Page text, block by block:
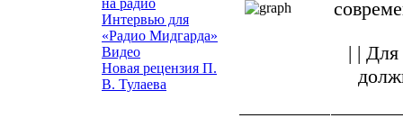
на радио
Интервью для
«Радио Мидгарда»
Видео
Новая рецензия П.
В. Тулаева
| |